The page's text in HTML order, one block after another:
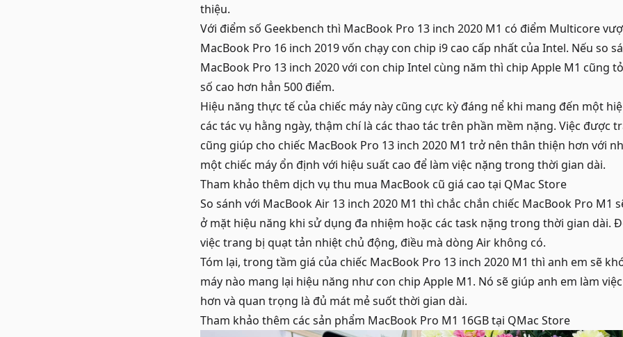
thiệu.
Với điểm số Geekbench thì MacBook Pro 13 inch 2020 M1 có điểm Multicore
MacBook Pro 16 inch 2019 vốn chạy con chip i9 cao cấp nhất của Intel. Nếu so
MacBook Pro 13 inch 2020 với con chip Intel cùng năm thì chip Apple M1 cũng
số cao hơn hẳn 500 điểm.
Hiệu năng thực tế của chiếc máy này cũng cực kỳ đáng nể khi mang đến một
các tác vụ hằng ngày, thậm chí là các thao tác trên phần mềm nặng. Việc được
cũng giúp cho chiếc MacBook Pro 13 inch 2020 M1 trở nên thân thiện hơn với
một chiếc máy ổn định với hiệu suất cao để làm việc nặng trong thời gian dài.
Tham khảo thêm dịch vụ thu mua MacBook cũ giá cao tại QMac Store
So sánh với MacBook Air 13 inch 2020 M1 thì chắc chắn chiếc MacBook Pro M1
ở mặt hiệu năng khi sử dụng đa nhiệm hoặc các task nặng trong thời gian dài.
việc trang bị quạt tản nhiệt chủ động, điều mà dòng Air không có.
Tóm lại, trong tầm giá của chiếc MacBook Pro 13 inch 2020 M1 thì anh em sẽ
máy nào mang lại hiệu năng như con chip Apple M1. Nó sẽ giúp anh em làm
hơn và quan trọng là đủ mát mẻ suốt thời gian dài.
Tham khảo thêm các sản phẩm MacBook Pro M1 16GBtại QMac Store